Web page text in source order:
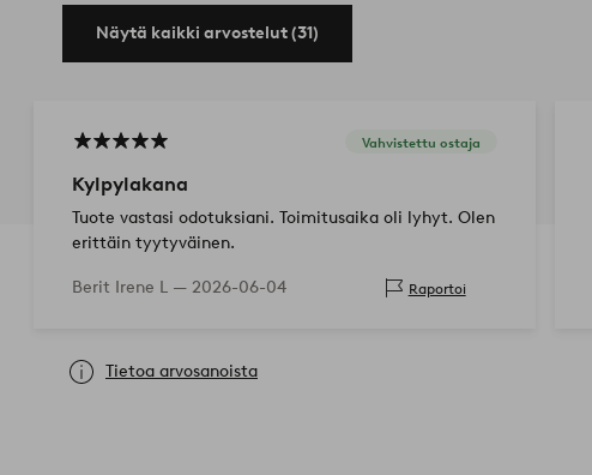
Näytä kaikki arvostelut (31)
Vahvistettu ostaja
Kylpylakana
Tuote vastasi odotuksiani. Toimitusaika oli lyhyt. Olen
erittäin tyytyväinen.
Berit Irene L — 2026-06-04 Raportoi
Tietoa arvosanoista